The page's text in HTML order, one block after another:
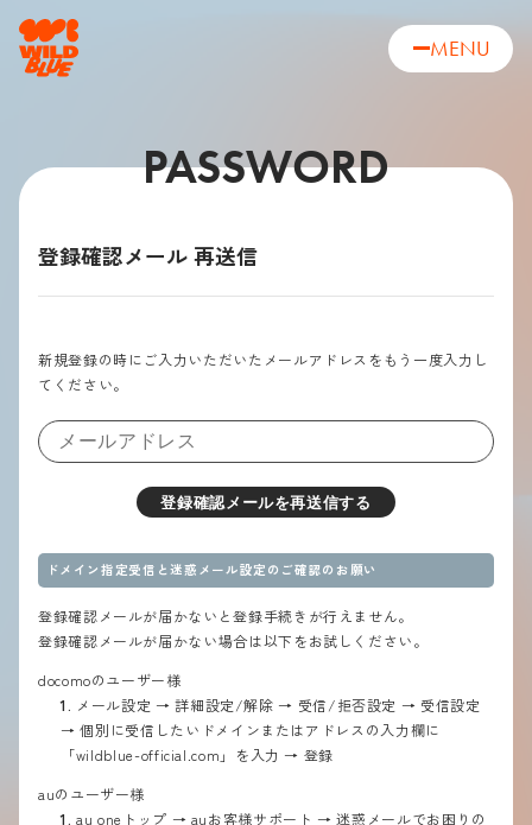
MENU
PASSWORD
登録確認メール 再送信
新規登録の時にご入力いただいたメールアドレスをもう一度入力し
てください。
登録確認メールを再送信する
ドメイン指定受信と迷惑メール設定のご確認のお願い
登録確認メールが届かないと登録手続きが行えません。
登録確認メールが届かない場合は以下をお試しください。
docomoのユーザー様
1. メール設定 → 詳細設定/解除 → 受信/拒否設定 → 受信設定
→ 個別に受信したいドメインまたはアドレスの入力欄に
「wildblue-official.com」を入力 → 登録
auのユーザー様
1. au oneトップ → auお客様サポート → 迷惑メールでお困りの